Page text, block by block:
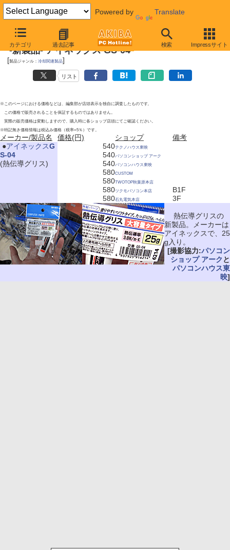
Powered by Translate
カテゴリ 過去記事 検索 Impressサイト
2010年11月13日号
-新製品- アイネックス GS-04
[製品ジャンル： 冷却関連製品]
リスト
※このページにおける価格などは、編集部が店頭表示を独自に調査したものです。
この価格で販売されることを保証するものではありません。
実際の販売価格は変動しますので、購入時に各ショップ店頭にてご確認ください。
※特記無き価格情報は税込み価格（税率=5％）です。
メーカー/製品名 価格(円) ショップ
備考
●アイネックスG
S-04
(熱伝導グリス)
540テクノハウス東映
540パソコンショップ アーク
540パソコンハウス東映
580CUSTOM
580TWOTOP秋葉原本店
580ツクモパソコン本店
B1F
580石丸電気本店 3F
熱伝導グリスの
新製品。メーカーは
アイネックスで、25
g入り。
[撮影協力:パソコン
ショップ アーク と
パソコンハウス東
映]